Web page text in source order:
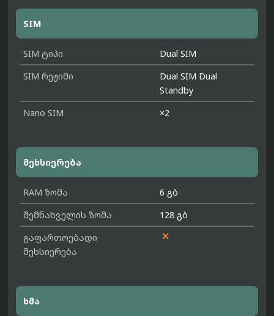
SIM
SIM ტიპი
Dual SIM
SIM რეჟიმი
Dual SIM Dual
Standby
Nano SIM
×2
მეხსიერება
RAM ზომა
6 გბ
შემნახველის ზომა
128 გბ
გაფართოებადი
მეხსიერება

ხმა